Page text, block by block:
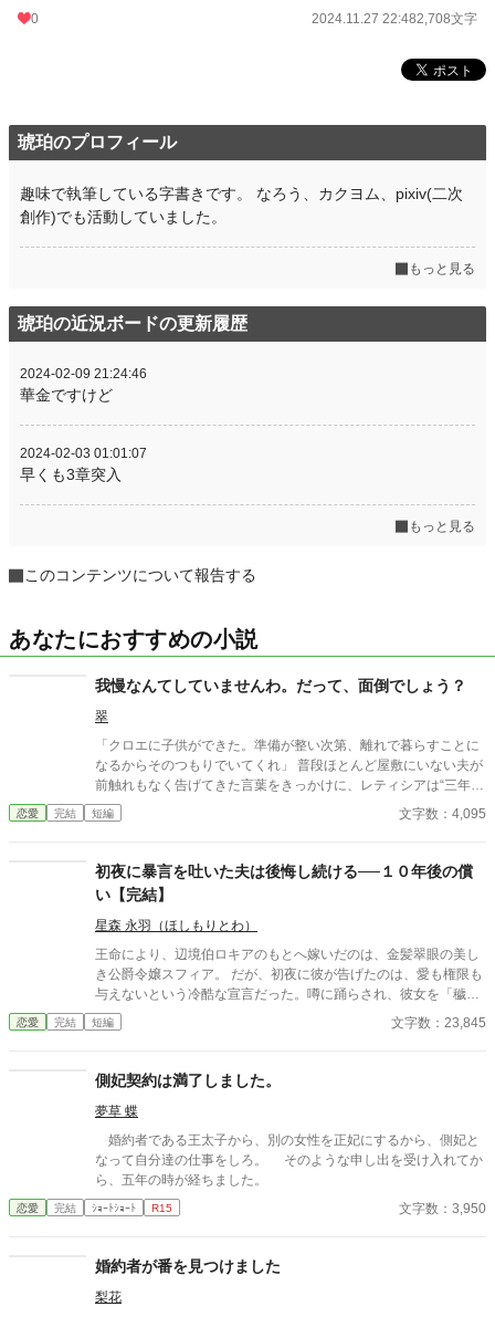
0 2024.11.27 22:482,708文字
琥珀のプロフィール
趣味で執筆している字書きです。 なろう、カクヨム、pixiv(二次
創作)でも活動していました。
もっと見る
琥珀の近況ボードの更新履歴
2024-02-09 21:24:46
華金ですけど
2024-02-03 01:01:07
早くも3章突入
もっと見る
このコンテンツについて報告する
あなたにおすすめの小説
我慢なんてしていませんわ。だって、面倒でしょう？
翠
「クロエに子供ができた。準備が整い次第、離れで暮らすことに
なるからそのつもりでいてくれ」 普段ほとんど屋敷にいない夫が
前触れもなく告げてきた言葉をきっかけに、レティシアは“三年
間”の契約を終わらせることにした。 赤の他人を屋敷に迎えるこ
とはしない。 不要なものに感情を砕く理由などない。 「だって、
切り捨ててしまいましょう。
恋愛 完結 短編 文字数：4,095
初夜に暴言を吐いた夫は後悔し続ける──１０年後の償
い【完結】
星森 永羽（ほしもりとわ）
王命により、辺境伯ロキアのもとへ嫁いだのは、金髪翠眼の美し
き公爵令嬢スフィア。 だが、初夜に彼が告げたのは、愛も権限も
与えないという冷酷な宣言だった。噂に踊らされ、彼女を「穢れ
た花嫁」と罵ったロキア。 しかし、わずか一日でスフィアは姿を
消し、教会から届いたのは婚姻無効と慰謝料請求の書状──。 王
だの補佐官として生きることに。 そして十年後、運命のいたずら
て生きる彼女の姿に、ロキアの胸に去来するのは、悔恨と赦しを
乞う想い──。 ⚠️本作はAIの生成した文章を一部に使用していま
す。
恋愛 完結 短編 文字数：23,845
側妃契約は満了しました。
夢草 蝶
婚約者である王太子から、別の女性を正妃にするから、側妃と
なって自分達の仕事をしろ。 そのような申し出を受け入れてか
ら、五年の時が経ちました。
恋愛 完結 ｼｮｰﾄｼｮｰﾄ R15 文字数：3,950
婚約者が番を見つけました
梨花